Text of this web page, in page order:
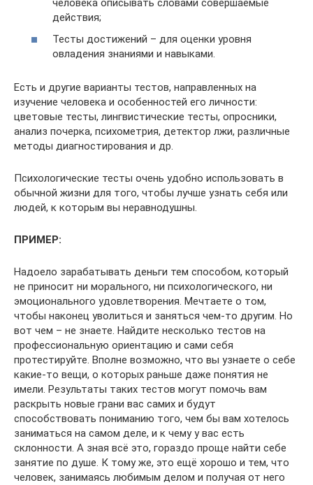
человека описывать словами совершаемые
действия;
Тесты достижений – для оценки уровня
овладения знаниями и навыками.
Есть и другие варианты тестов, направленных на
изучение человека и особенностей его личности:
цветовые тесты, лингвистические тесты, опросники,
анализ почерка, психометрия, детектор лжи, различные
методы диагностирования и др.
Психологические тесты очень удобно использовать в
обычной жизни для того, чтобы лучше узнать себя или
людей, к которым вы неравнодушны.
ПРИМЕР:
Надоело зарабатывать деньги тем способом, который
не приносит ни морального, ни психологического, ни
эмоционального удовлетворения. Мечтаете о том,
чтобы наконец уволиться и заняться чем-то другим. Но
вот чем – не знаете. Найдите несколько тестов на
профессиональную ориентацию и сами себя
протестируйте. Вполне возможно, что вы узнаете о себе
какие-то вещи, о которых раньше даже понятия не
имели. Результаты таких тестов могут помочь вам
раскрыть новые грани вас самих и будут
способствовать пониманию того, чем бы вам хотелось
заниматься на самом деле, и к чему у вас есть
склонности. А зная всё это, гораздо проще найти себе
занятие по душе. К тому же, это ещё хорошо и тем, что
человек, занимаясь любимым делом и получая от него